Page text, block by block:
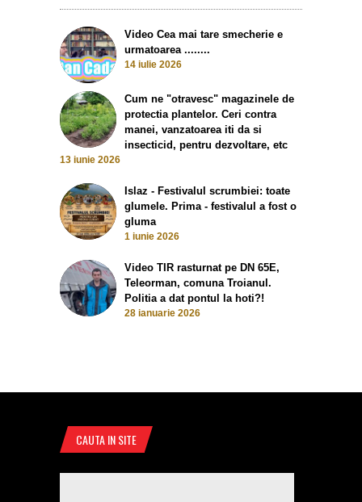
Video Cea mai tare smecherie e
urmatoarea ........
14 iulie 2026
Cum ne "otravesc" magazinele de
protectia plantelor. Ceri contra
manei, vanzatoarea iti da si
insecticid, pentru dezvoltare, etc
13 iunie 2026
Islaz - Festivalul scrumbiei: toate
glumele. Prima - festivalul a fost o
gluma
1 iunie 2026
Video TIR rasturnat pe DN 65E,
Teleorman, comuna Troianul.
Politia a dat pontul la hoti?!
28 ianuarie 2026
CAUTA IN SITE